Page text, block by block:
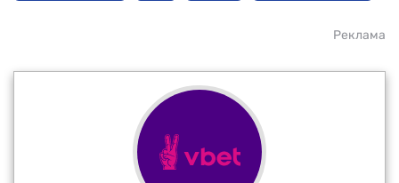
Реклама